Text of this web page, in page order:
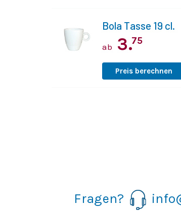
Bola Tasse 19 cl.
ab 3.75
Preis berechnen
Fragen?